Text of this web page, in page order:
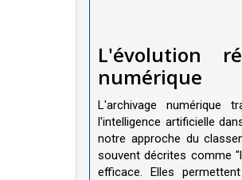
L'évolution
numérique
L'archivage numérique
l'intelligence artificielle
notre approche du
souvent décrites comme
efficace. Elles